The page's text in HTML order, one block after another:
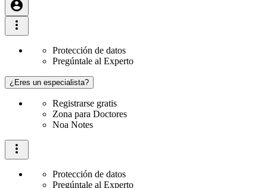
Protección de datos
Pregúntale al Experto
¿Eres un especialista?
Registrarse gratis
Zona para Doctores
Noa Notes
Protección de datos
Pregúntale al Experto